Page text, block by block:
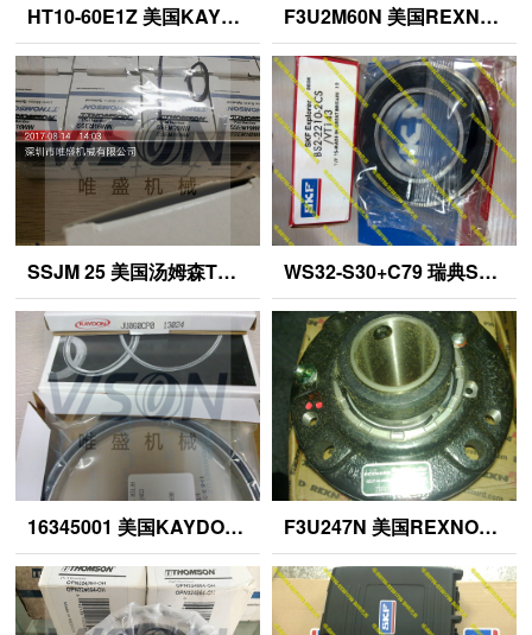
HT10-60E1Z 美国KAYDON薄壁四点接触球轴承 KA020BR0A F3U2M60N 美国REXNORD风机轴承 FB22435-H
SSJM 25 美国汤姆森Thomson行星减速机 SUPER12-RP WS32-S30+C79 瑞典SKF注油器 2309EM/C3
16345001 美国KAYDON薄壁转盘轴承 KC055XP0M F3U247N 美国REXNORD英制带座轴承 M1210EAHX